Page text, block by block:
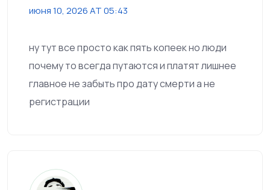
июня 10, 2026 AT 05:43
ну тут все просто как пять копеек но люди
почему то всегда путаются и платят лишнее
главное не забыть про дату смерти а не
регистрации